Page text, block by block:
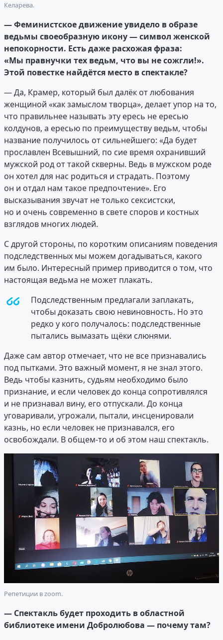
Келарева.
— Феминистское движение увидело в образе
ведьмы своеобразную икону — символ женской
непокорности. Есть даже расхожая фраза:
«Мы правнучки тех ведьм, что вы не сожгли!».
Этой повестке найдётся место в спектакле?
— Да, Крамер, который был далёк от любования
женщиной «как замыслом творца», делает упор на то,
что правильнее называть эту ересь не ересью
колдунов, а ересью по преимуществу ведьм, чтобы
название получилось от сильнейшего: «Да будет
прославлен Всевышний, по сие время охранивший
мужской род от такой скверны. Ведь в мужском роде
он хотел для нас родиться и страдать. Поэтому
он и отдал нам такое предпочтение». Его
высказывания звучат не только сексистски,
но и очень современно в свете споров и костных
взглядов многих людей.
С другой стороны, по коротким описаниям поведения
подследственных мы можем догадываться, какого
им было. Интересный пример приводится о том, что
настоящая ведьма не может плакать.
Подследственным предлагали заплакать,
чтобы доказать свою невиновность. Но это
редко у кого получалось: подследственные
пытались вымазать щёки слюнями.
Даже сам автор отмечает, что не все признавались
под пытками. Это важный момент, я не знал этого.
Ведь чтобы казнить, судьям необходимо было
признание, и если человек до конца сопротивлялся
и не признавал вину, его отпускали. До конца
уговаривали, угрожали, пытали, инсценировали
казнь, но если человек не признавался, его
освобождали. В общем-то и об этом наш спектакль.
Репетиции в zoom.
— Спектакль будет проходить в областной
библиотеке имени Добролюбова — почему там?